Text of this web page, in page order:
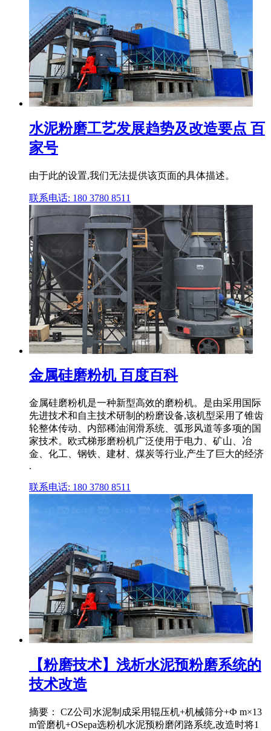
水泥粉磨工艺发展趋势及改造要点 百
家号
由于此的设置,我们无法提供该页面的具体描述。
联系电话: 180 3780 8511
金属硅磨粉机 百度百科
金属硅磨粉机是一种新型高效的磨粉机。是由采用国际
先进技术和自主技术研制的粉磨设备,该机型采用了锥齿
轮整体传动、内部稀油润滑系统、弧形风道等多项的国
家技术。欧式梯形磨粉机广泛使用于电力、矿山、冶
金、化工、钢铁、建材、煤炭等行业,产生了巨大的经济
.
联系电话: 180 3780 8511
【粉磨技术】浅析水泥预粉磨系统的
技术改造
摘要： CZ公司水泥制成采用辊压机+机械筛分+Ф m×13
m管磨机+OSepa选粉机水泥预粉磨闭路系统,改造时将1